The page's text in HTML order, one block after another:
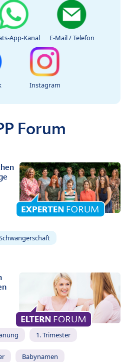
App-Kanal E-Mail / Telefon
Instagram
Forum
1. Trimester
Babynamen